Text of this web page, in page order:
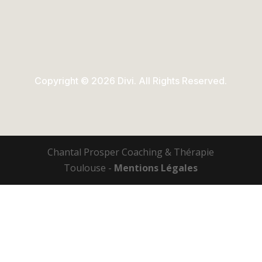
Copyright © 2026 Divi. All Rights Reserved.
Chantal Prosper Coaching & Thérapie
Toulouse - Mentions Légales